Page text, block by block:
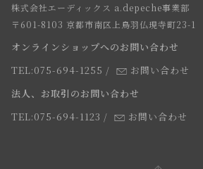
お届けについて
よくあるご質問
求人情報
法人のお客様
スタッフ
株式会社エーディックス a.depeche事業部
〒601-8103 京都市南区上鳥羽仏現寺町23-1
オンラインショップへのお問い合わせ
TEL:075-694-1255 /
お問い合わせ
法人、お取引のお問い合わせ
TEL:075-694-1123 / お問い合わせ